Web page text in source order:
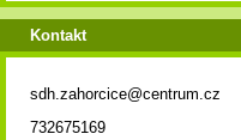
Kontakt
sdh.zahorcice@centrum.cz
732675169